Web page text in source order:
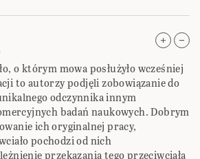
o którym mowa posłużyło wcześniej
to autorzy podjęli zobowiązanie do
odczynnika innym
badań naukowych. Dobrym
ich oryginalnej pracy,
pochodzi od nich
przekazania tego przeciwciała